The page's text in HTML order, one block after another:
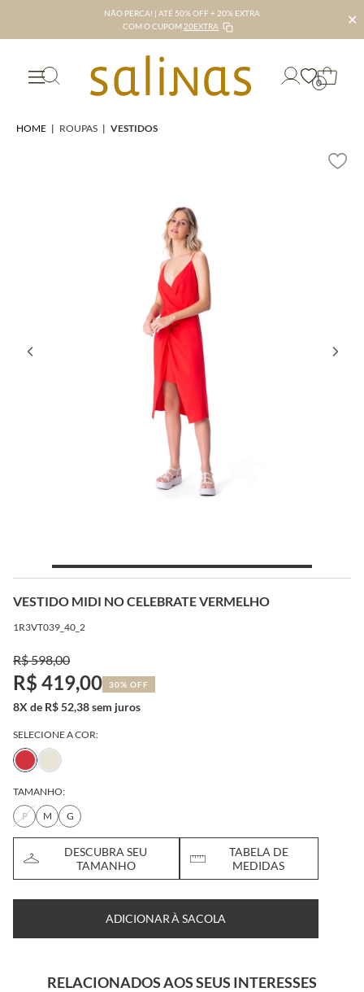
NÃO PERCA! | ATÉ 50% OFF + 20% EXTRA
COM O CUPOM 20EXTRA ✕
0
HOME | ROUPAS | VESTIDOS
VESTIDO MIDI NO CELEBRATE VERMELHO
1R3VT039_40_2
R$ 598,00
R$ 419,00 30% OFF
8X de R$ 52,38 sem juros
SELECIONE A COR:
TAMANHO:
P
M G
DESCUBRA SEU
TAMANHO
TABELA DE
MEDIDAS
ADICIONAR À SACOLA
RELACIONADOS AOS SEUS INTERESSES